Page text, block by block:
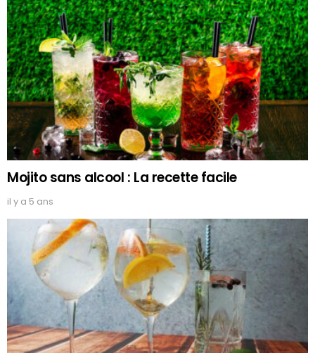
Mojito sans alcool : La recette facile
il y a 5 ans